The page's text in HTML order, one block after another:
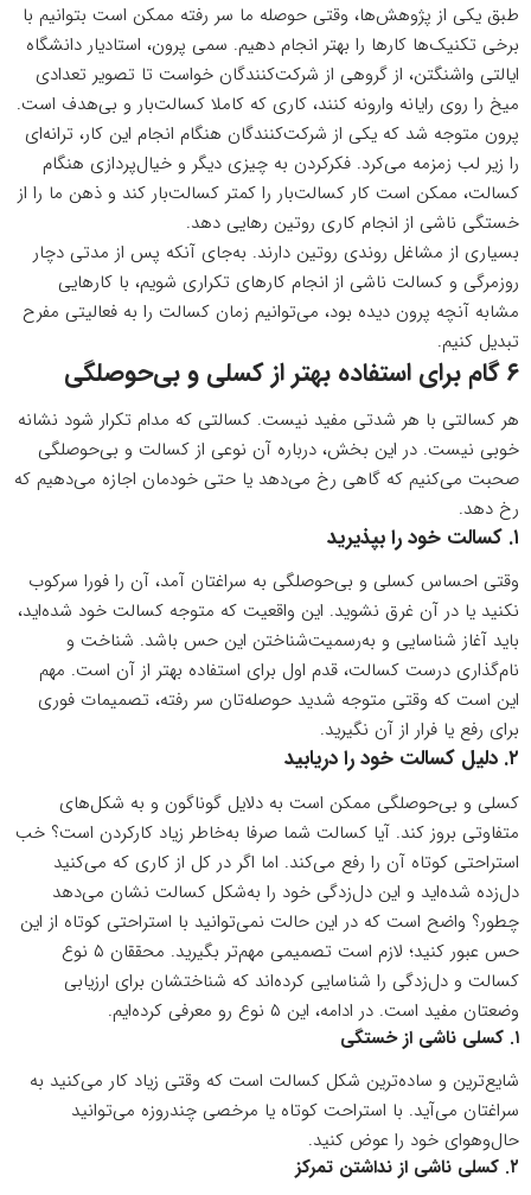
طبق یکی از پژوهش‌ها، وقتی حوصله ما سر رفته ممکن است بتوانیم با
برخی تکنیک‌ها کارها را بهتر انجام دهیم. سمی پرون، استادیار دانشگاه
ایالتی واشنگتن، از گروهی از شرکت‌کنندگان خواست تا تصویر تعدادی
میخ را روی رایانه وارونه کنند، کاری که کاملا کسالت‌بار و بی‌هدف است.
پرون متوجه شد که یکی از شرکت‌کنندگان هنگام انجام این کار، ترانه‌ای
را زیر لب زمزمه می‌کرد. فکرکردن به چیزی دیگر و خیال‌پردازی هنگام
کسالت، ممکن است کار کسالت‌بار را کمتر کسالت‌بار کند و ذهن ما را از
خستگی ناشی از انجام کاری روتین رهایی دهد.
بسیاری از مشاغل روندی روتین دارند. به‌جای آنکه پس از مدتی دچار
روزمرگی و کسالت ناشی از انجام کارهای تکراری شویم، با کارهایی
مشابه آنچه پرون دیده بود، می‌توانیم زمان کسالت را به فعالیتی مفرح
تبدیل کنیم.
۶ گام برای استفاده بهتر از کسلی و بی‌حوصلگی
هر کسالتی با هر شدتی مفید نیست. کسالتی که مدام تکرار شود نشانه
خوبی نیست. در این بخش، درباره آن نوعی از کسالت و بی‌حوصلگی
صحبت می‌کنیم که گاهی رخ می‌دهد یا حتی خودمان اجازه می‌دهیم که
رخ دهد.
۱. کسالت خود را بپذیرید
وقتی احساس کسلی و بی‌حوصلگی به سراغتان آمد،‌ آن را فورا سرکوب
نکنید یا در آن غرق نشوید. این واقعیت که متوجه کسالت خود شده‌اید،
باید آغاز شناسایی و به‌رسمیت‌شناختن این حس باشد. شناخت و
نام‌گذاری درست کسالت، قدم اول برای استفاده بهتر از آن است. مهم
این است که وقتی متوجه شدید حوصله‌تان سر رفته، تصمیمات فوری
برای رفع یا فرار از آن نگیرید.
۲. دلیل کسالت خود را دریابید
کسلی و بی‌حوصلگی ممکن است به دلایل گوناگون و به شکل‌های
متفاوتی بروز کند. آیا کسالت شما صرفا به‌خاطر زیاد کارکردن است؟ خب
استراحتی کوتاه آن را رفع می‌کند. اما اگر در کل از کاری که می‌‌کنید
دل‌زده شده‌اید و این دل‌زدگی خود را به‌شکل کسالت نشان می‌دهد
چطور؟ واضح است که در این حالت نمی‌توانید با استراحتی کوتاه از این
حس عبور کنید؛ لازم است تصمیمی مهم‌تر بگیرید. محققان ۵ نوع
کسالت و دل‌زدگی را شناسایی کرده‌اند که شناختشان برای ارزیابی
وضعتان مفید است. در ادامه، این ۵ نوع رو معرفی کرده‌ایم.
۱. کسلی ناشی از خستگی
شایع‌ترین و ساده‌ترین شکل کسالت است که وقتی زیاد کار می‌کنید به
سراغتان می‌آید. با استراحت کوتاه یا مرخصی چندروزه می‌توانید
حال‌وهوای خود را عوض کنید.
۲. کسلی ناشی از نداشتن تمرکز